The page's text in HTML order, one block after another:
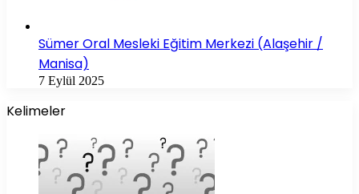
Sümer Oral Mesleki Eğitim Merkezi (Alaşehir /
Manisa)
7 Eylül 2025
Kelimeler